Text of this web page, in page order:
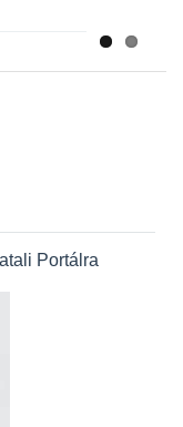
Portálra